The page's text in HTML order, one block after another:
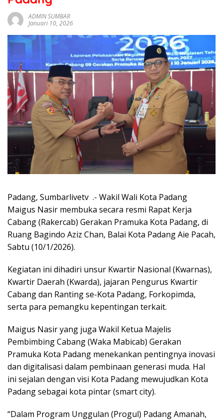
sumbar
tv
live
ADMIN SUMBAR
Januari 10, 2026
Padang, Sumbarlivetv .- Wakil Wali Kota Padang
Maigus Nasir membuka secara resmi Rapat Kerja
Cabang (Rakercab) Gerakan Pramuka Kota Padang, di
Ruang Bagindo Aziz Chan, Balai Kota Padang Aie Pacah,
Sabtu (10/1/2026).
Kegiatan ini dihadiri unsur Kwartir Nasional (Kwarnas),
Kwartir Daerah (Kwarda), jajaran Pengurus Kwartir
Cabang dan Ranting se-Kota Padang, Forkopimda,
serta para pemangku kepentingan terkait.
Maigus Nasir yang juga Wakil Ketua Majelis
Pembimbing Cabang (Waka Mabicab) Gerakan
Pramuka Kota Padang menekankan pentingnya inovasi
dan digitalisasi dalam pembinaan generasi muda. Hal
ini sejalan dengan visi Kota Padang mewujudkan Kota
Padang sebagai kota pintar (smart city).
“Dalam Program Unggulan (Progul) Padang Amanah,